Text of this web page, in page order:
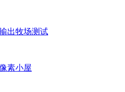
出牧场测试
素小屋